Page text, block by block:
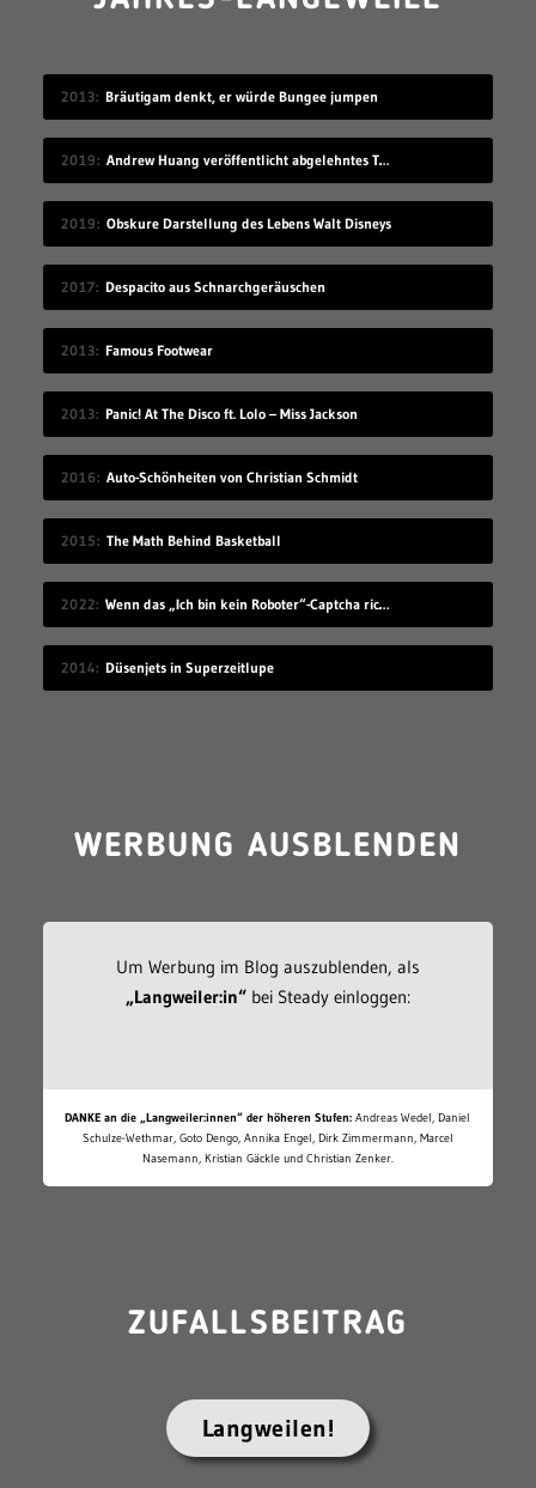
2013 Bräutigam denkt, er würde Bungee jumpen
2019 Andrew Huang veröffentlicht abgelehntes TV-Konzept einfach auf YouTube
2019 Obskure Darstellung des Lebens Walt Disneys
2017 Despacito aus Schnarchgeräuschen
2013 Famous Footwear
2013 Panic! At The Disco ft. Lolo – Miss Jackson
2016 Auto-Schönheiten von Christian Schmidt
2015 The Math Behind Basketball
2022 Wenn das „Ich bin kein Roboter“-Captcha richtig schwer ist…
2014 Düsenjets in Superzeitlupe
WERBUNG AUSBLENDEN
Um Werbung im Blog auszublenden, als
„Langweiler:in“bei Steady einloggen:
DANKE an die „Langweiler:innen“ der höheren Stufen: Andreas Wedel, Daniel
Schulze-Wethmar, Goto Dengo, Annika Engel, Dirk Zimmermann, Marcel
Nasemann, Kristian Gäckle und Christian Zenker.
ZUFALLSBEITRAG
Langweilen!